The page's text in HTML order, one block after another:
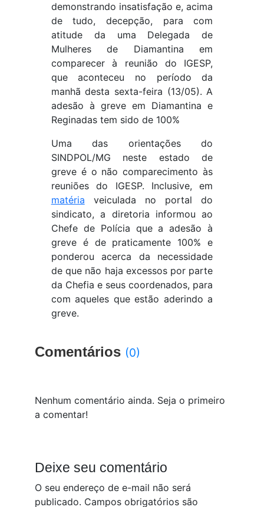
demonstrando insatisfação e, acima
de tudo, decepção, para com
atitude da uma Delegada de
Mulheres de Diamantina em
comparecer à reunião do IGESP,
que aconteceu no período da
manhã desta sexta-feira (13/05). A
adesão à greve em Diamantina e
Reginadas tem sido de 100%
Uma das orientações do
SINDPOL/MG neste estado de
greve é o não comparecimento às
reuniões do IGESP. Inclusive, em
matéria veiculada no portal do
sindicato, a diretoria informou ao
Chefe de Polícia que a adesão à
greve é de praticamente 100% e
ponderou acerca da necessidade
de que não haja excessos por parte
da Chefia e seus coordenados, para
com aqueles que estão aderindo a
greve.
Comentários (0)
Nenhum comentário ainda. Seja o primeiro
a comentar!
Deixe seu comentário
O seu endereço de e-mail não será
publicado. Campos obrigatórios são